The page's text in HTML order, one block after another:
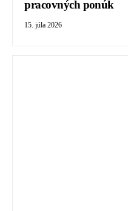
pracovných ponúk
15. júla 2026